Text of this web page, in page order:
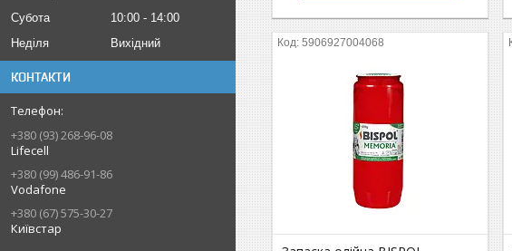
Субота
10:00
14:00
Неділя
Вихідний
КОНТАКТИ
+380 (93) 268-96-08
Lifecell
+380 (99) 486-91-86
Vodafone
+380 (67) 575-30-27
Київстар
5906927004068